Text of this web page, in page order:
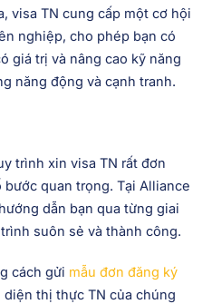
visa TN cung cấp một cơ hội
nghiệp, cho phép bạn có
giá trị và nâng cao kỹ năng
năng động và cạnh tranh.
trình xin visa TN rất đơn
quan trọng. Tại Alliance
dẫn bạn qua từng giai
suôn sẻ và thành công.
cách gửi mẫu đơn đăng ký
diện thị thực TN của chúng